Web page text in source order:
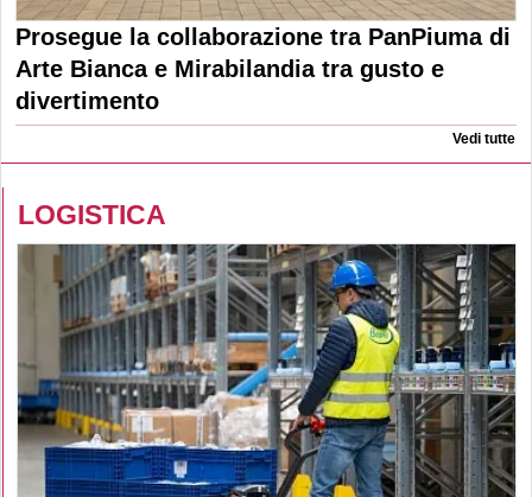
Prosegue la collaborazione tra PanPiuma di
Arte Bianca e Mirabilandia tra gusto e
divertimento
Vedi tutte
LOGISTICA